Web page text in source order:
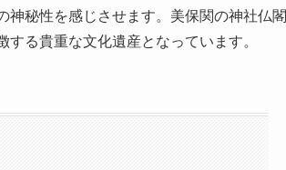
神秘性を感じさせます。美保関の神社仏閣
る貴重な文化遺産となっています。